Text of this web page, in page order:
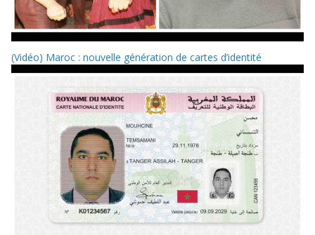
(Vidéo) Maroc : nouvelle génération de cartes d’identité